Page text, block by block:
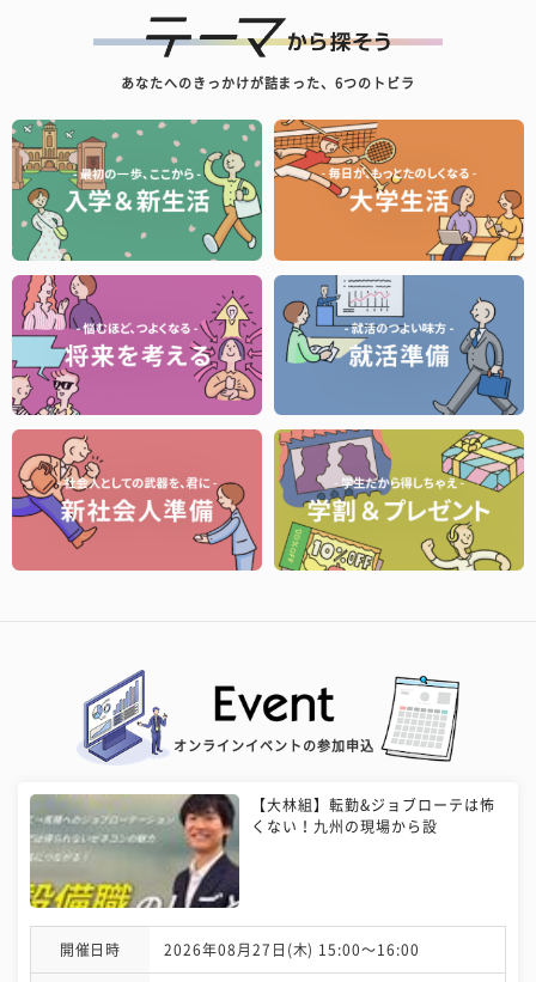
あなたへのきっかけが詰まった、6つのトビラ
オンラインイベントの参加申込
【大林組】転勤&ジョブローテは怖
くない！九州の現場から設
開催日時 2026年08月27日(木) 15:00〜16:00